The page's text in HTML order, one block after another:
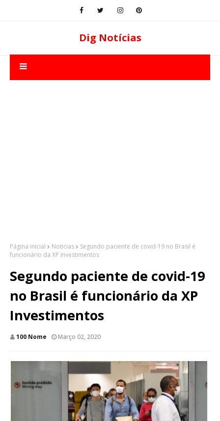
Dig Notícias
Página inicial Noticias
Segundo paciente de covid-19 no Brasil é
funcionário da XP Investimentos
Segundo paciente de covid-19
no Brasil é funcionário da XP
Investimentos
100 Nome Março 02, 2020